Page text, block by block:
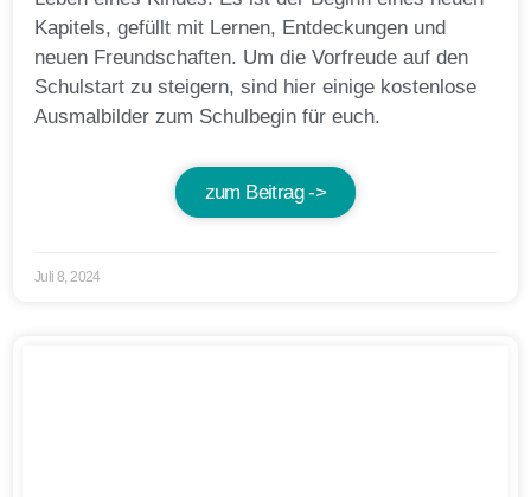
Kapitels, gefüllt mit Lernen, Entdeckungen und
neuen Freundschaften. Um die Vorfreude auf den
Schulstart zu steigern, sind hier einige kostenlose
Ausmalbilder zum Schulbegin für euch.
zum Beitrag ->
Juli 8, 2024